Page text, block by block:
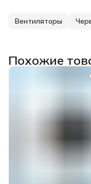
Вентиляторы
Похожие